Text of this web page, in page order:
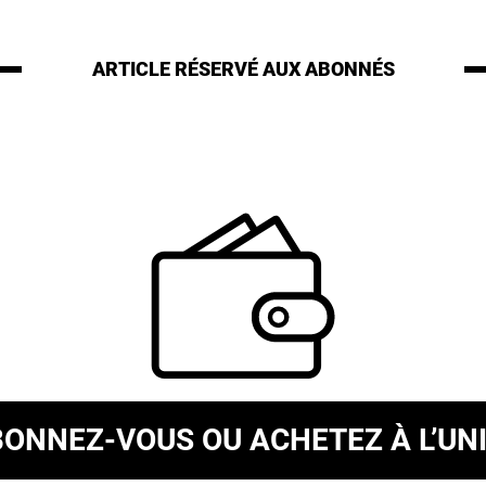
ARTICLE RÉSERVÉAUX ABONNÉS
VOUS OU ACHETEZ À